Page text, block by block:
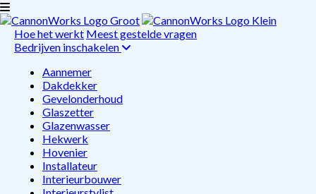
Hoe het werkt Meest gestelde vragen
Bedrijven inschakelen
Aannemer
Dakdekker
Gevelonderhoud
Glaszetter
Glazenwasser
Hekwerk
Hovenier
Installateur
Interieurbouwer